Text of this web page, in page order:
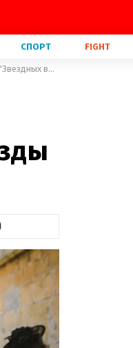
СПОРТ FIGHT
Красота и изысканность: появились эксклюзивные фото со свадьбы звезды "Звездных войн"